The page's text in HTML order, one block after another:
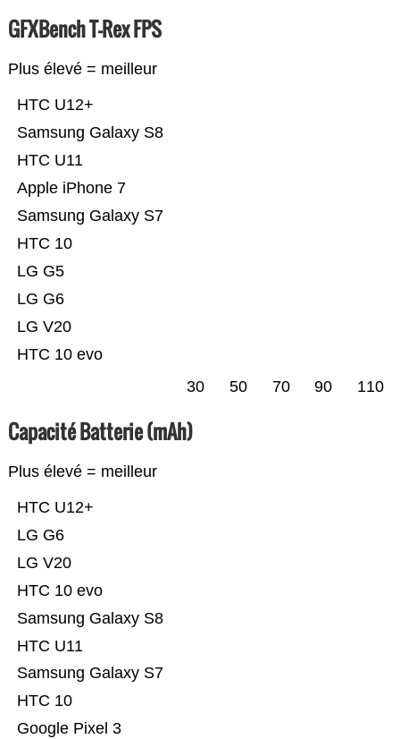
GFXBench T-Rex FPS
Plus élevé = meilleur
HTC 10 evo
LG V20
LG G6
LG G5
HTC 10
Samsung Galaxy S7
Apple iPhone 7
HTC U11
Samsung Galaxy S8
HTC U12+
30 50 70 90 110
Capacité Batterie (mAh)
Plus élevé = meilleur
Google Pixel 3
HTC 10
Samsung Galaxy S7
HTC U11
Samsung Galaxy S8
HTC 10 evo
LG V20
LG G6
HTC U12+